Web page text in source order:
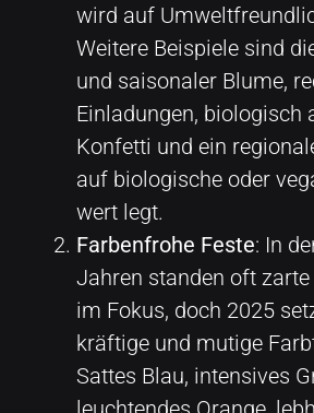
wird auf
Weitere Beispiele sind
und saisonaler Blume,
Einladungen, biologisch
Konfetti und ein
auf biologische oder
wert legt.
Farbenfrohe Feste: In
Jahren standen oft
im Fokus, doch 2025
kräftige und mutige
Sattes Blau, intensives